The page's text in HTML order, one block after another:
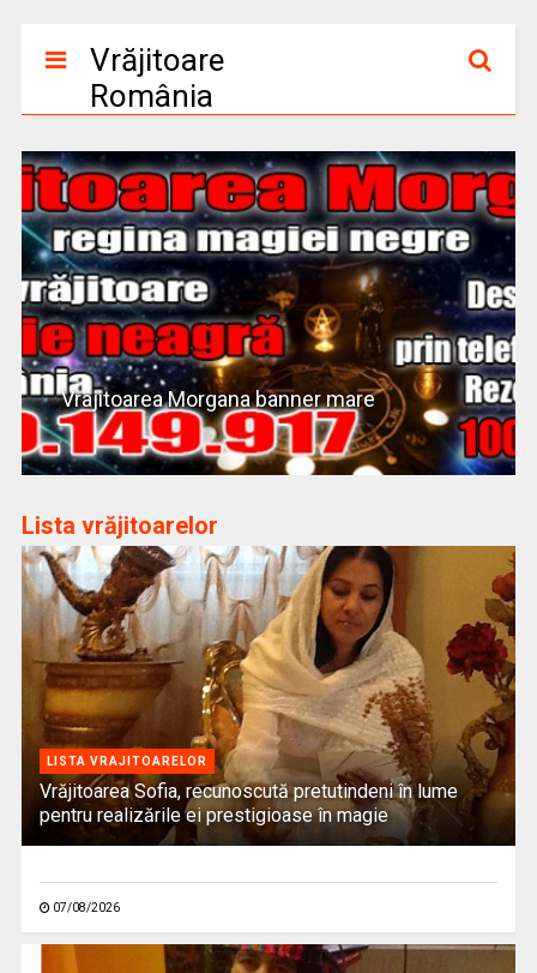
Vrăjitoare
România
Vrajitoarea Morgana banner mare
Lista vrăjitoarelor
LISTA VRAJITOARELOR
Vrăjitoarea Sofia, recunoscută pretutindeni în lume
pentru realizările ei prestigioase în magie
07/08/2026